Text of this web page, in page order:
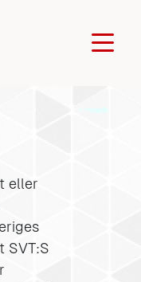
eller
SVT:S